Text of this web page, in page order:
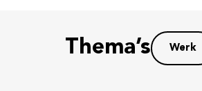
Thema’s Werk